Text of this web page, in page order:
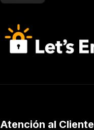
Atención al Cliente